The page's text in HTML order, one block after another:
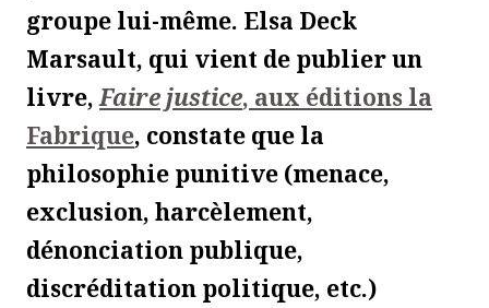
groupe lui-même. Elsa Deck
Marsault, qui vient de publier un
livre,Faire justice, aux éditions la
Fabrique, constate que la
philosophie punitive (menace,
exclusion, harcèlement,
dénonciation publique,
discréditation politique, etc.)